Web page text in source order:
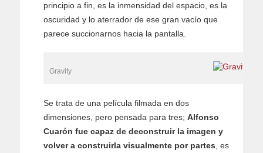
principio a fin, es la inmensidad del espacio, es la
oscuridad y lo aterrador de ese gran vacío que
parece succionarnos hacia la pantalla.
Gravity
Se trata de una película filmada en dos
dimensiones, pero pensada para tres; Alfonso
Cuarón fue capaz de deconstruir la imagen y
volver a construirla visualmente por partes , es